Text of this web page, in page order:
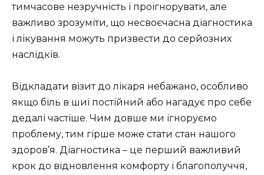
тимчасове незручність і проігнорувати, але
важливо зрозуміти, що несвоєчасна діагностика
і лікування можуть призвести до серйозних
наслідків.
Відкладати візит до лікаря небажано, особливо
якщо біль в шиї постійний або нагадує про себе
дедалі частіше. Чим довше ми ігноруємо
проблему, тим гірше може стати стан нашого
здоров’я. Діагностика – це перший важливий
крок до відновлення комфорту і благополуччя,